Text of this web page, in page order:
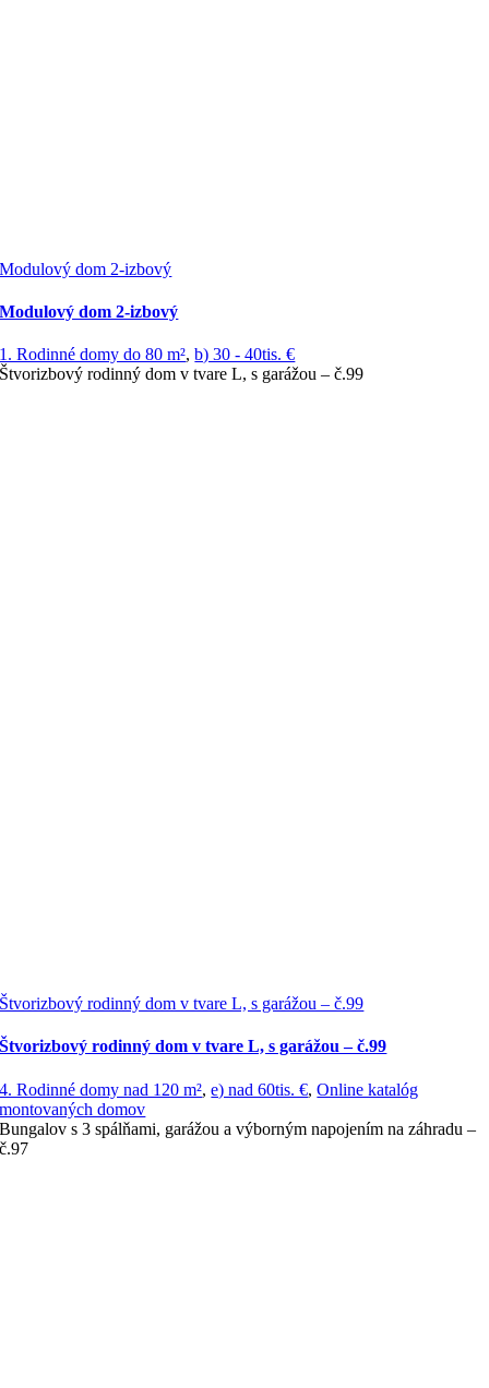
Modulový dom 2-izbový
Modulový dom 2-izbový
1. Rodinné domy do 80 m²,b) 30 - 40tis. €
Štvorizbový rodinný dom v tvare L, s garážou – č.99
Štvorizbový rodinný dom v tvare L, s garážou – č.99
Štvorizbový rodinný dom v tvare L, s garážou – č.99
4. Rodinné domy nad 120 m²,e) nad 60tis. €,Online katalóg
montovaných domov
Bungalov s 3 spálňami, garážou a výborným napojením na záhradu –
č.97